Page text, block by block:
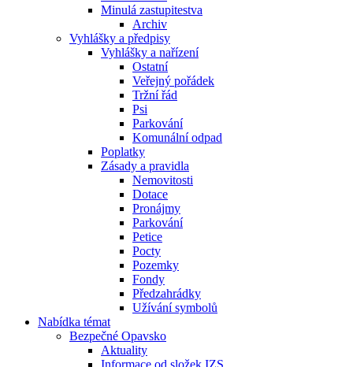
Minulá zastupitestva
Archiv
Vyhlášky a předpisy
Vyhlášky a nařízení
Ostatní
Veřejný pořádek
Tržní řád
Psi
Parkování
Komunální odpad
Poplatky
Zásady a pravidla
Nemovitosti
Dotace
Pronájmy
Parkování
Petice
Pocty
Pozemky
Fondy
Předzahrádky
Užívání symbolů
Nabídka témat
Bezpečné Opavsko
Aktuality